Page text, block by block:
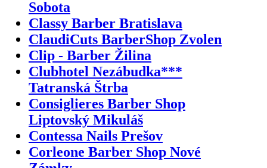
Sobota
Classy Barber Bratislava
ClaudiCuts BarberShop Zvolen
Clip - Barber Žilina
Clubhotel Nezábudka***
Tatranská Štrba
Consiglieres Barber Shop
Liptovský Mikuláš
Contessa Nails Prešov
Corleone Barber Shop Nové